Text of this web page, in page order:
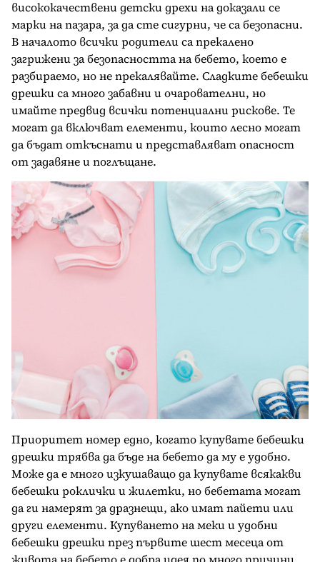
висококачествени детски дрехи на доказали се
марки на пазара, за да сте сигурни, че са безопасни.
В началото всички родители са прекалено
загрижени за безопасността на бебето, което е
разбираемо, но не прекалявайте. Сладките бебешки
дрешки са много забавни и очарователни, но
имайте предвид всички потенциални рискове. Те
могат да включват елементи, които лесно могат
да бъдат откъснати и представляват опасност
от задавяне и поглъщане.
Приоритет номер едно, когато купувате бебешки
дрешки трябва да бъде на бебето да му е удобно.
Може да е много изкушаващо да купувате всякакви
бебешки роклички и жилетки, но бебетата могат
да ги намерят за дразнещи, ако имат пайети или
други елементи. Купуването на меки и удобни
бебешки дрешки през първите шест месеца от
живота на бебето е добра идея по много причини.